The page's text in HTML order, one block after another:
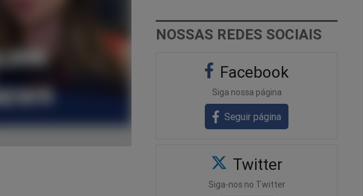
NOSSAS REDES SOCIAIS
Facebook
Siga nossa página
Seguir página
Twitter
Siga-nos no Twitter